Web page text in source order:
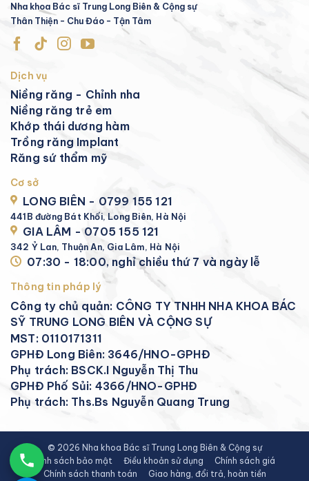
Nha khoa Bác sĩ Trung Long Biên & Cộng sự
Thân Thiện - Chu Đáo - Tận Tâm
Dịch vụ
Niềng răng - Chỉnh nha
Niềng răng trẻ em
Khớp thái dương hàm
Trồng răng Implant
Răng sứ thẩm mỹ
Cơ sở
LONG BIÊN - 0799 155 121
441B đường Bát Khối, Long Biên, Hà Nội
GIA LÂM - 0705 155 121
342 Ỷ Lan, Thuận An, Gia Lâm, Hà Nội
07:30 - 18:00, nghỉ chiều thứ 7 và ngày lễ
Thông tin pháp lý
Công ty chủ quản: CÔNG TY TNHH NHA KHOA BÁC
SỸ TRUNG LONG BIÊN VÀ CỘNG SỰ
MST: 0110171311
GPHĐ Long Biên: 3646/HNO-GPHĐ
Phụ trách: BSCK.I Nguyễn Thị Thu
GPHĐ Phố Sủi: 4366/HNO-GPHĐ
Phụ trách: Ths.Bs Nguyễn Quang Trung
© 2026 Nha khoa Bác sĩ Trung Long Biên & Cộng sự
Chính sách bảo mật
Điều khoản sử dụng
Chính sách giá
Chính sách thanh toán
Giao hàng, đổi trả, hoàn tiền